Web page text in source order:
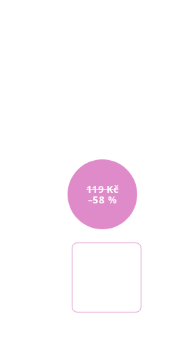
119 Kč
–58 %